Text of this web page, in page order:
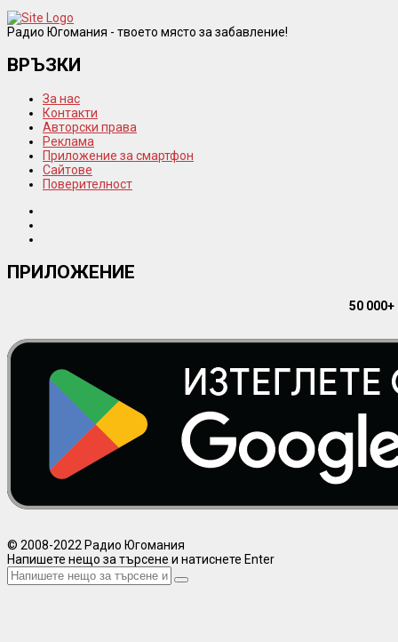
Радио Югомания - твоето място за забавление!
ВРЪЗКИ
За нас
Контакти
Авторски права
Реклама
Приложение за смартфон
Сайтове
Поверителност
ПРИЛОЖЕНИЕ
50
© 2008-2022 Радио Югомания
Напишете нещо за търсене и натиснете Enter